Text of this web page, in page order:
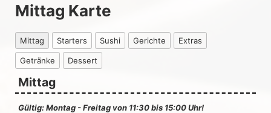
Mittag Karte
Mittag Starters Sushi Gerichte Extras
Getränke Dessert
Mittag
Gültig: Montag - Freitag von 11:30 bis 15:00 Uhr!